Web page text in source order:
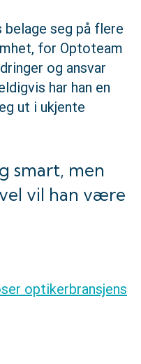
belage seg på flere
for Optoteam
og ansvar
har han en
ut i ukjente
smart, men
vil han være
optikerbransjens